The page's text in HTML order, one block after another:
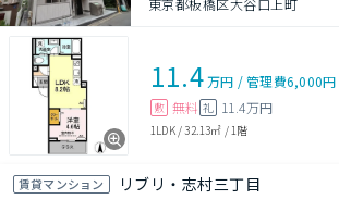
東京都板橋区大谷口上町
11.4万円 /管理費6,000円
敷 無料 礼 11.4万円
1LDK/32.13㎡ / 1階
賃貸マンション リブリ・志村三丁目